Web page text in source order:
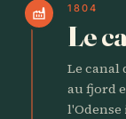
factory 1804
Le
Le canal
au fjord